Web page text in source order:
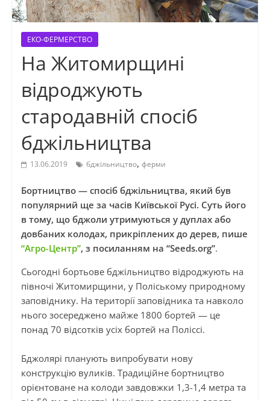
ЕКО-ФЕРМЕРСТВО
На Житомирщині
відроджують
стародавній спосіб
бджільництва
13.06.2019 бджільництво, ферми
Бортництво — спосіб бджільництва, який був
популярний ще за часів Київської Русі. Суть його
в тому, що бджоли утримуються у дуплах або
довбаних колодах, прикріплених до дерев, пише
“Агро-Центр”, з посиланням на “Seeds.org”.
Сьогодні бортьове бджільництво відроджують на
півночі Житомирщини, у Поліському природному
заповіднику. На території заповідника та навколо
нього зосереджено майже 1800 бортей — це
понад 70 відсотків усіх бортей на Поліссі.
Бджолярі планують випробувати нову
конструкцію вуликів. Традиційне бортництво
орієнтоване на колоди завдовжки 1,3-1,4 метра та